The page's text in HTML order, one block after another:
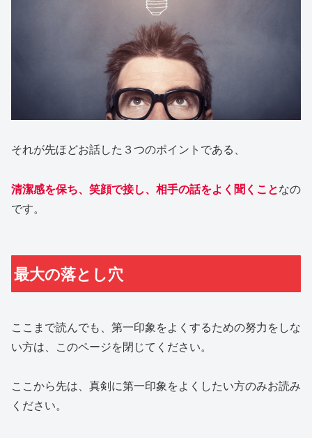
それが先ほどお話した３つのポイントである、
清潔感を保ち、笑顔で接し、相手の話をよく聞くことなの
です。
最大の落とし穴
ここまで読んでも、第一印象をよくするための努力をしな
い方は、このページを閉じてください。
ここから先は、真剣に第一印象をよくしたい方のみお読み
ください。